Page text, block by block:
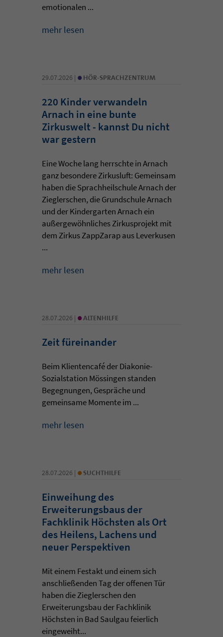
emotionalen ...
mehr lesen
29.07.2026 | • HÖR-SPRACHZENTRUM
220 Kinder verwandeln
Arnach in eine bunte
Zirkuswelt - kannst Du nicht
war gestern
Eine Woche lang herrschte in Arnach
ganz besondere Zirkusluft: Gemeinsam
haben die Sprachheilschule Arnach der
Zieglerschen, die Grundschule Arnach
und der Kindergarten Arnach ein
außergewöhnliches Zirkusprojekt mit
dem Zirkus ZappZarap aus Leverkusen
...
mehr lesen
28.07.2026 | • ALTENHILFE
Zeit füreinander
Beim Klientencafé der Diakonie-
Sozialstation Mössingen standen
Begegnungen, Gespräche und
gemeinsame Momente im ...
mehr lesen
28.07.2026 | • SUCHTHILFE
Einweihung des
Erweiterungsbaus der
Fachklinik Höchsten als Ort
des Heilens, Lachens und
neuer Perspektiven
Mit einem Festakt und einem sich
anschließenden Tag der offenen Tür
haben die Zieglerschen den
Erweiterungsbau der Fachklinik
Höchsten in Bad Saulgau feierlich
eingeweiht...